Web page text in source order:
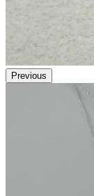
Previous